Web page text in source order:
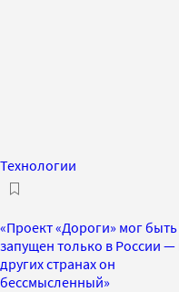
Технологии
«Проект «Дороги» мог быть
запущен только в России —
других странах он
бессмысленный»